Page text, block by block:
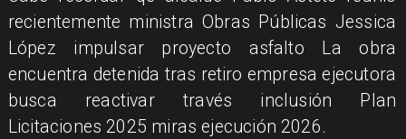
recientemente ministra Obras Públicas Jessica
López impulsar proyecto asfalto La obra
encuentra detenida tras retiro empresa ejecutora
busca reactivar través inclusión Plan
Licitaciones 2025 miras ejecución 2026.